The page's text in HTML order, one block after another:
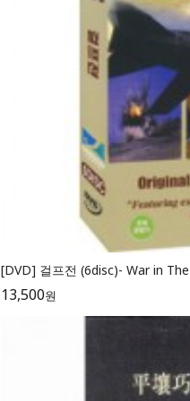
[DVD] 걸프전 (6disc)- War in
13,500원